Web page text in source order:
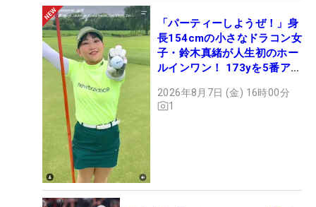
「パーティーしようぜ！」身
長154cmの小さなドラコン女
子・鈴木真緒が人生初のホー
ルインワン！ 173yを5番アイ
2026年8月7日 (金) 16時00分
1